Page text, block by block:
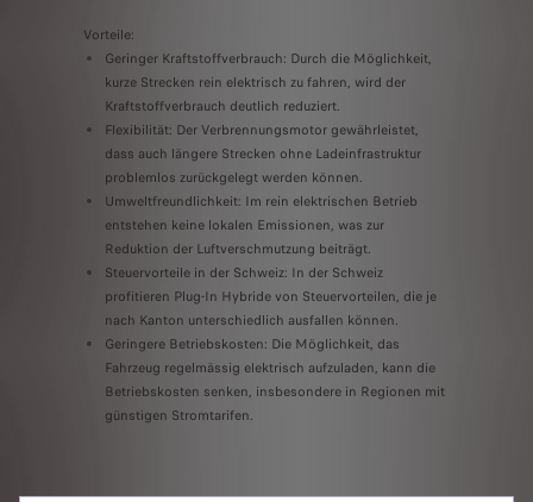
Vorteile:
Geringer Kraftstoffverbrauch: Durch die Möglichkeit,
kurze Strecken rein elektrisch zu fahren, wird der
Kraftstoffverbrauch deutlich reduziert.
Flexibilität: Der Verbrennungsmotor gewährleistet,
dass auch längere Strecken ohne Ladeinfrastruktur
problemlos zurückgelegt werden können.
Umweltfreundlichkeit: Im rein elektrischen Betrieb
entstehen keine lokalen Emissionen, was zur
Reduktion der Luftverschmutzung beiträgt.
Steuervorteile in der Schweiz: In der Schweiz
profitieren Plug-In Hybride von Steuervorteilen, die je
nach Kanton unterschiedlich ausfallen können.
Geringere Betriebskosten: Die Möglichkeit, das
Fahrzeug regelmässig elektrisch aufzuladen, kann die
Betriebskosten senken, insbesondere in Regionen mit
günstigen Stromtarifen.